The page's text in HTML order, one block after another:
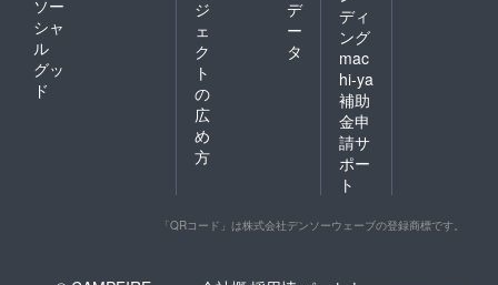
ソー
シャ
ル
グッ
ド
ジ
ェ
ク
ト
の
広
め
方
デ
ー
タ
ディ
ング
mac
hi-ya
補助
金申
請サ
ポー
ト
「QRコード」は株式会社デンソーウェーブの登録商標です。